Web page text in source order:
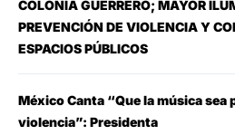
COLONIA GUERRERO; MAYOR
PREVENCIÓN DE VIOLENCIA Y
ESPACIOS PÚBLICOS
México Canta “Que la música sea
violencia”: Presidenta